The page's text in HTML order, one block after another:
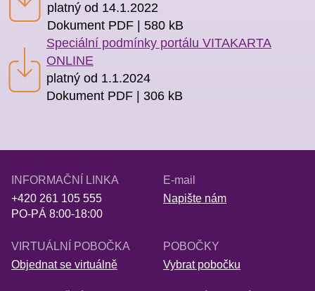
platný od 14.1.2022
Dokument PDF | 580 kB
Speciální podmínky portálu VITAKARTA
ONLINE
platný od 1.1.2024
Dokument PDF | 306 kB
INFORMAČNÍ LINKA
+420 261 105 555
PO-PÁ 8:00-18:00
E-mail
Napište nám
VIRTUÁLNÍ POBOČKA
Objednat se virtuálně
POBOČKY
Vybrat pobočku